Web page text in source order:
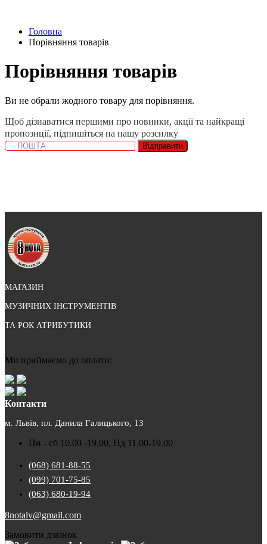
Головна
Порівняння товарів
Порівняння товарів
Ви не обрали жодного товару для порівняння.
Щоб дізнаватися першими про новинки, акції та найкращі
пропозиції, підпишіться на нашу розсилку
Відправити
МАГАЗИН
МУЗИЧНИХ ІНСТРУМЕНТІВ
ТА РОК АТРИБУТИКИ
Ми приймаємо до оплати:
Контакти
м. Львів, пл. Данила Галицького, 13
Пн - сб 10.00 -19.00, Нд 11.00-19.00
(068) 681-88-55
(099) 701-75-85
(063) 680-19-94
8notalv@gmail.com
Замовити дзвінок